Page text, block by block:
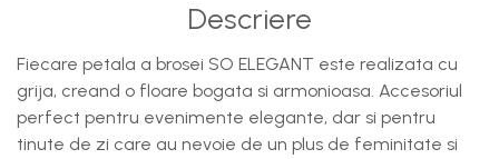
Descriere
Fiecare petala a brosei SO ELEGANT este realizata cu
grija, creand o floare bogata si armonioasa. Accesoriul
perfect pentru evenimente elegante, dar si pentru
tinute de zi care au nevoie de un plus de feminitate si